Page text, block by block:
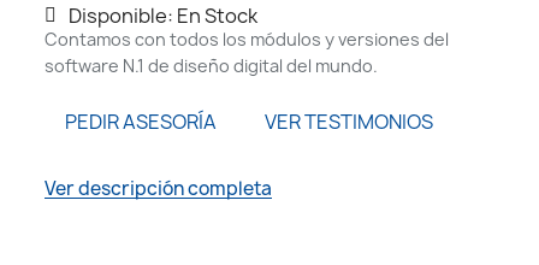
Disponible: En Stock
Contamos con todos los módulos y versiones del
software N.1 de diseño digital del mundo.
PEDIR ASESORÍA VER TESTIMONIOS
Ver descripción completa